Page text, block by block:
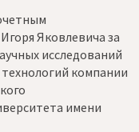
Я много лет
могу
потенциалу, так и по
соответствует